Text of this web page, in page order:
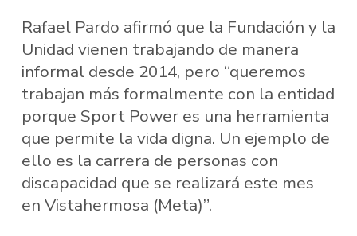
Rafael Pardo afirmó que la Fundación y la
Unidad vienen trabajando de manera
informal desde 2014, pero “queremos
trabajan más formalmente con la entidad
porque Sport Power es una herramienta
que permite la vida digna. Un ejemplo de
ello es la carrera de personas con
discapacidad que se realizará este mes
en Vistahermosa (Meta)”.